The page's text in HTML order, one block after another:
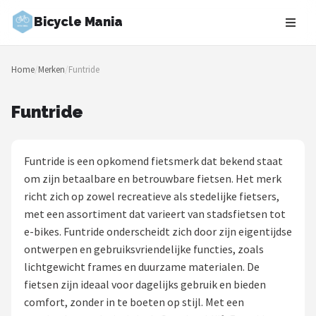
Bicycle Mania
Zoeken
NAVIGATIE
Blog
Fietsroutes
Kinderfietsen
Stadsfietsen
Elektrische fietsen
Home/Merken/Funtride
Funtride
Funtride is een opkomend fietsmerk dat bekend staat
om zijn betaalbare en betrouwbare fietsen. Het merk
richt zich op zowel recreatieve als stedelijke fietsers,
met een assortiment dat varieert van stadsfietsen tot
e-bikes. Funtride onderscheidt zich door zijn eigentijdse
ontwerpen en gebruiksvriendelijke functies, zoals
lichtgewicht frames en duurzame materialen. De
fietsen zijn ideaal voor dagelijks gebruik en bieden
comfort, zonder in te boeten op stijl. Met een